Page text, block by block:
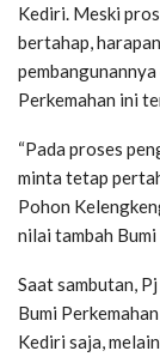
Kediri. Meski
bertahap,
Perkemahan ini
“Pada proses
minta tetap
Pohon
nilai tambah Bumi
Saat sambutan,
Bumi
Kediri saja,